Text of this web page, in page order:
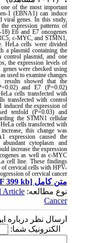
one of the most important
1 (EBNA1) can induce
viral genes. In this study,
the expression patterns of
18) E6 and E7 oncogenes
c-MYC, and STMN1,
HeLa cells were divided
a plasmid containing the
control plasmid, and one
the expression levels of
genes were checked using
used to examine changes
results showed that the
and E7 (P=0.02)
HeLa cells transfected with
transfected with control
induced the expression of
tenfold (P=0.03) and
the STMN1 cellular
HeLa cells transfected with
this change was
expression caused the
cytoplasm and
increase the expression
as well as c-MYC
cell line. These findings
of cervical cells with HPV-
of cervical cancer.
متن کامل[PDF 399 kb]
نوع مطالعه:Article
Cancer
ارسال نظر درباره
الکترونیک شما: